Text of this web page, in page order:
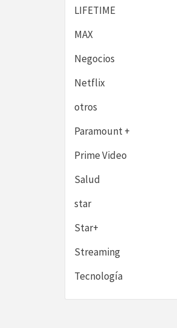
LIFETIME
MAX
Negocios
Netflix
otros
Paramount +
Prime Video
Salud
star
Star+
Streaming
Tecnología